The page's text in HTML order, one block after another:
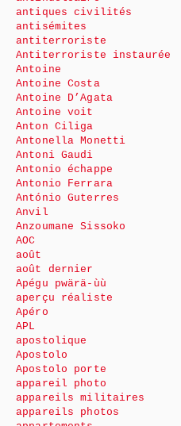
antiques civilités
antisémites
antiterroriste
Antiterroriste instaurée
Antoine
Antoine Costa
Antoine D’Agata
Antoine voit
Anton Ciliga
Antonella Monetti
Antoni Gaudi
Antonio échappe
Antonio Ferrara
António Guterres
Anvil
Anzoumane Sissoko
AOC
août
août dernier
Apégu pwärä-ùù
aperçu réaliste
Apéro
APL
apostolique
Apostolo
Apostolo porte
appareil photo
appareils militaires
appareils photos